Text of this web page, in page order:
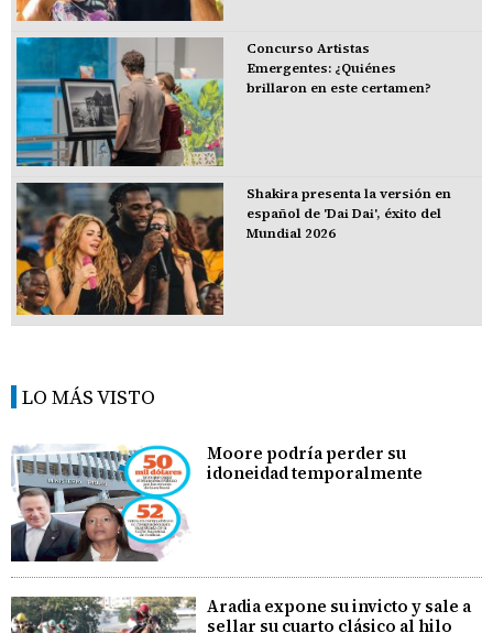
Concurso Artistas
Emergentes: ¿Quiénes
brillaron en este certamen?
Shakira presenta la versión en
español de 'Dai Dai', éxito del
Mundial 2026
LO MÁS VISTO
Moore podría perder su
idoneidad temporalmente
Aradia expone su invicto y sale a
sellar su cuarto clásico al hilo